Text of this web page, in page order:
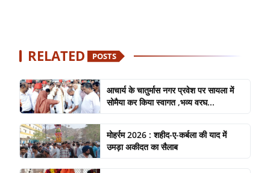
RELATED POSTS
आचार्य के चातुर्मास नगर प्रवेश पर सायला में
सोमैया कर किया स्वागत ,भव्य वरघ...
मोहर्रम 2026 : शहीद-ए-कर्बला की याद में
उमड़ा अकीदत का सैलाब